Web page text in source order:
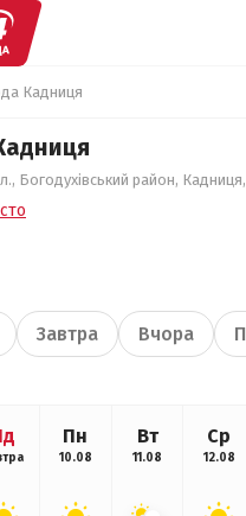
Кадниця
Богодухівський район,
Завтра Вчора
Пн
10.08
Вт
11.08
Ср
12.08